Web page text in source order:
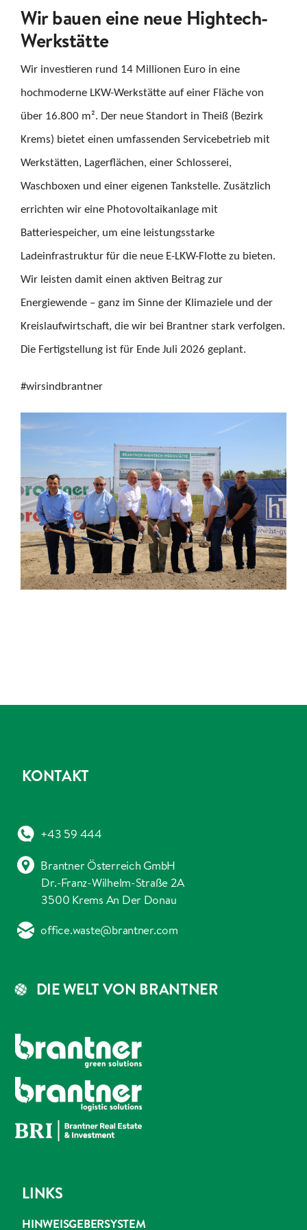
KARRIERE
Suche
nach:
Wir bauen eine neue Hightech-
Werkstätte
Wir investieren rund 14 Millionen Euro in eine
hochmoderne LKW-Werkstätte auf einer Fläche von
über 16.800 m². Der neue Standort in Theiß (Bezirk
Krems) bietet einen umfassenden Servicebetrieb mit
Werkstätten, Lagerflächen, einer Schlosserei,
Waschboxen und einer eigenen Tankstelle. Zusätzlich
errichten wir eine Photovoltaikanlage mit
Batteriespeicher, um eine leistungsstarke
Ladeinfrastruktur für die neue E-LKW-Flotte zu bieten.
Wir leisten damit einen aktiven Beitrag zur
Energiewende – ganz im Sinne der Klimaziele und der
Kreislaufwirtschaft, die wir bei Brantner stark verfolgen.
Die Fertigstellung ist für Ende Juli 2026 geplant.
#wirsindbrantner
DIE WELT VON BRANTNER
KONTAKT
+43 59 444
Brantner Österreich GmbH
Dr.-Franz-Wilhelm-Straße 2A
3500 Krems An Der Donau
office.waste@brantner.com
LINKS
HINWEISGEBERSYSTEM